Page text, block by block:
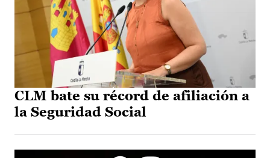
CLM bate su récord de afiliación a
la Seguridad Social